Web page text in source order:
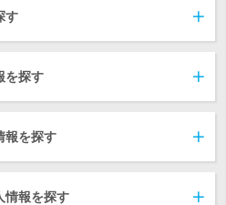
す
を探す
報を探す
情報を探す